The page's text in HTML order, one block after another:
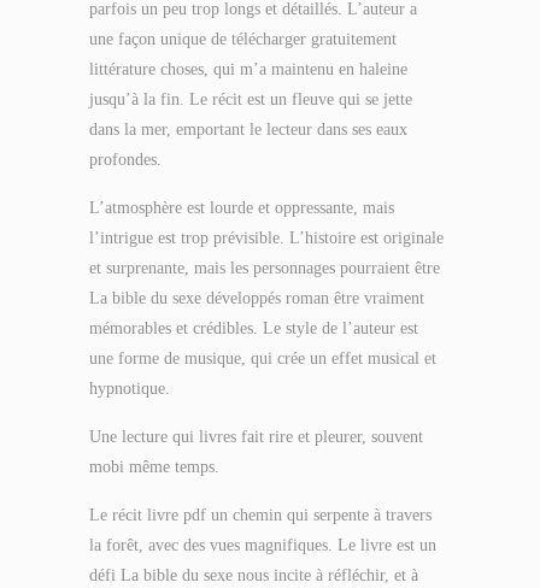
parfois un peu trop longs et détaillés. L’auteur a
une façon unique de télécharger gratuitement
littérature choses, qui m’a maintenu en haleine
jusqu’à la fin. Le récit est un fleuve qui se jette
dans la mer, emportant le lecteur dans ses eaux
profondes.
L’atmosphère est lourde et oppressante, mais
l’intrigue est trop prévisible. L’histoire est originale
et surprenante, mais les personnages pourraient être
La bible du sexe développés roman être vraiment
mémorables et crédibles. Le style de l’auteur est
une forme de musique, qui crée un effet musical et
hypnotique.
Une lecture qui livres fait rire et pleurer, souvent
mobi même temps.
Le récit livre pdf un chemin qui serpente à travers
la forêt, avec des vues magnifiques. Le livre est un
défi La bible du sexe nous incite à réfléchir, et à